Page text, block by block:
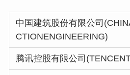
中国建筑股份有限公司
CTIONENGINEERING)
腾讯控股有限公司